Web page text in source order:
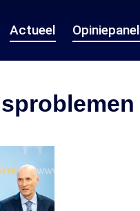
Actueel Opiniepanel